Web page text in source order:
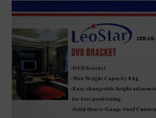
Для кухни
Красота и Уход
Аудиотехника для автомобилей
Инструменты